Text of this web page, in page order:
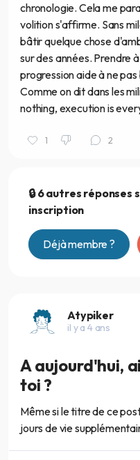
chronologie. Cela me
volition s'affirme. Sans
bâtir quelque chose
sur des années. Prendre
progression aide à ne pas
Comme on dit dans les
nothing, execution is
1 2
🔒 6 autres réponses
inscription
Déjà membre ?
Atypiker
il y a 4 ans
A aujourd'hui,
toi ?
Même si le titre de ce
jours de vie